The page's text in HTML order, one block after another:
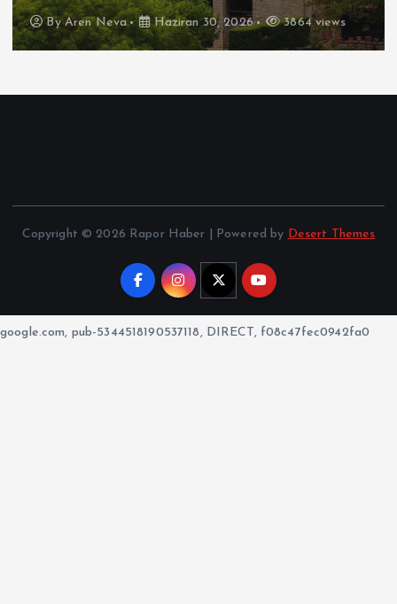
ByAren Neva Haziran 30, 2026 3864 views
Copyright © 2026 Rapor Haber | Powered by Desert Themes
google.com, pub-5344518190537118, DIRECT, f08c47fec0942fa0